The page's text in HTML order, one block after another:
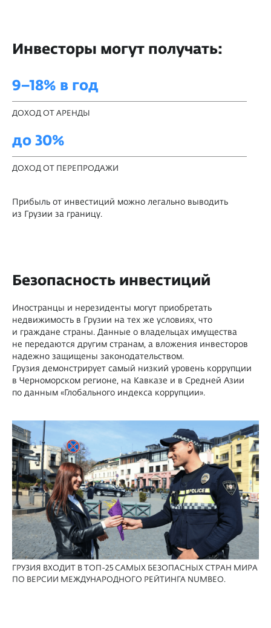
Инвесторы могут получать:
9−18% в год
ДОХОД ОТ АРЕНДЫ
до 30%
ДОХОД ОТ ПЕРЕПРОДАЖИ
Прибыль от инвестиций можно легально выводить
из Грузии за границу.
Безопасность инвестиций
Иностранцы и нерезиденты могут приобретать
недвижимость в Грузии на тех же условиях, что
и граждане страны. Данные о владельцах имущества
не передаются другим странам, а вложения инвесторов
надежно защищены законодательством.
Грузия демонстрирует самый низкий уровень коррупции
в Черноморском регионе, на Кавказе и в Средней Азии
по данным «Глобального индекса коррупции».
ГРУЗИЯ ВХОДИТ В ТОП-25 САМЫХ БЕЗОПАСНЫХ СТРАН МИРА
ПО ВЕРСИИ МЕЖДУНАРОДНОГО РЕЙТИНГА NUMBEO.